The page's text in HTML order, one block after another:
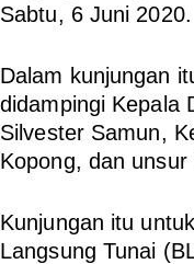
Sabtu, 6 Juni 2020.
Dalam kunjungan
didampingi Kepala
Silvester Samun,
Kopong, dan unsur
Kunjungan itu
Langsung Tunai